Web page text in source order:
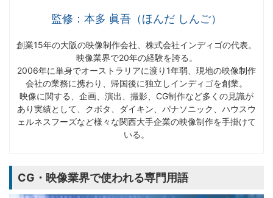
監修：本多 眞吾（ほんだ しんご）
創業15年の大阪の映像制作会社、株式会社インディゴの代表。
映像業界で20年の経験を誇る。
2006年に単身でオーストラリアに渡り1年弱、現地の映像制作
会社の業務に携わり、帰国後に独立しインディゴを創業。
映像に関する、企画、演出、撮影、CG制作など多くの見識が
あり実績として、クボタ、ダイキン、パナソニック、ハウスウ
ェルネスフーズなど様々な関西大手企業の映像制作を手掛けて
いる。
CG・映像業界で使われる専門用語